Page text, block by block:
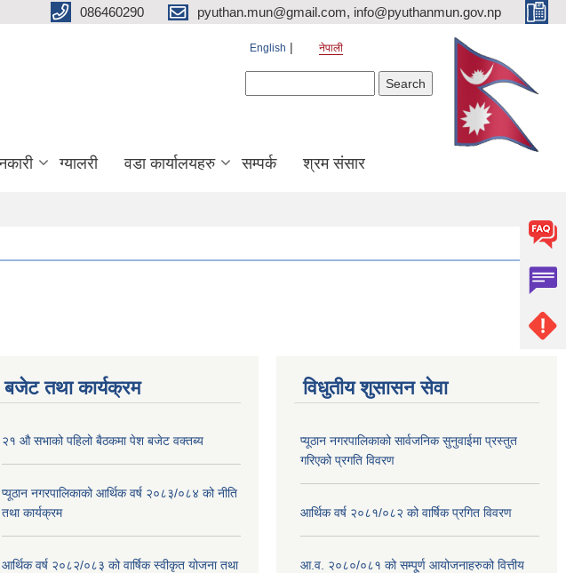
086460290 pyuthan.mun@gmail.com, info@pyuthanmun.gov.np
English नेपाली
ग्यालरी वडा कार्यालयहरु सम्पर्क श्रम संसार
बजेट तथा कार्यक्रम
२१ औ सभाको पहिलो बैठकमा पेश बजेट वक्तब्य
प्यूठान नगरपालिकाको आर्थिक वर्ष २०८३/०८४ को नीति
तथा कार्यक्रम
आर्थिक वर्ष २०८२/०८३ को वार्षिक स्वीकृत योजना तथा
विधुतीय शुसासन सेवा
प्यूठान नगरपालिकाको सार्वजनिक सुनुवाईमा प्रस्तुत
गरिएको प्रगति विवरण
आर्थिक वर्ष २०८१/०८२ को वार्षिक प्रगित विवरण
आ.व. २०८०/०८१ को सम्पू्र्ण आयोजनाहरुको वित्तीय